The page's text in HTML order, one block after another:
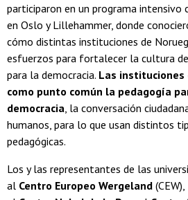
participaron en un programa intensivo
en Oslo y Lillehammer, donde
cómo distintas instituciones de
esfuerzos para fortalecer la cultura
para la democracia. Las
como punto común la pedagogía
democracia, la conversación
humanos, para lo que usan distintos
pedagógicas.
Los y las representantes de las
al Centro Europeo Wergeland